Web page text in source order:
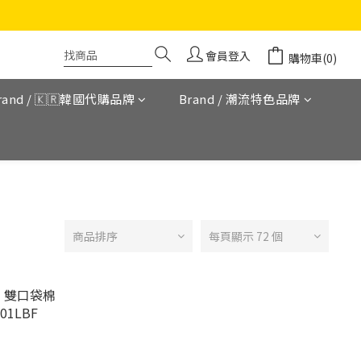
會員登入 購物車(0)
/ 🇰🇷韓國代購品牌 Brand / 潮流特色品牌
商品排序 每頁顯示 72 個